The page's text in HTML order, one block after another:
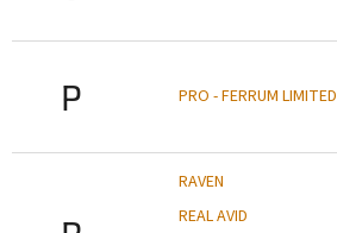
P PRO - FERRUM LIMITED
RAVEN
REAL AVID